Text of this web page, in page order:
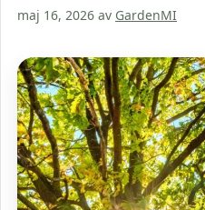
maj 16, 2026 av GardenMI